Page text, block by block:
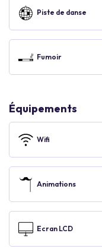
Piste de danse
Fumoir
Équipements
Wifi
Animations
Ecran LCD